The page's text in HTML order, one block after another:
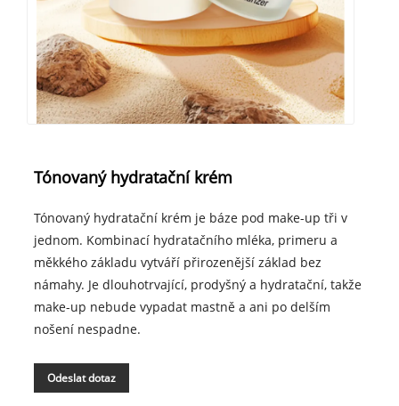
Tónovaný hydratační krém
Tónovaný hydratační krém je báze pod make-up tři v
jednom. Kombinací hydratačního mléka, primeru a
měkkého základu vytváří přirozenější základ bez
námahy. Je dlouhotrvající, prodyšný a hydratační, takže
make-up nebude vypadat mastně a ani po delším
nošení nespadne.
Odeslat dotaz